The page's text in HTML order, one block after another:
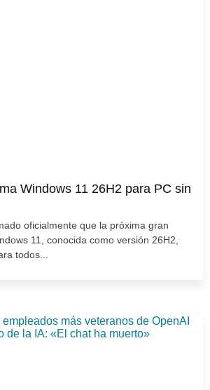
Windows 11 26H2 para PC sin
oficialmente que la próxima gran
11, conocida como versión 26H2,
todos...